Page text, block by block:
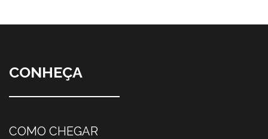
CONHEÇA
COMO CHEGAR